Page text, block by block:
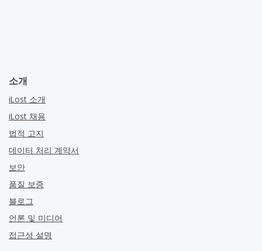
소개
iLost 소개
iLost 채용
법적 고지
데이터 처리 계약서
보안
품질 보증
블로그
언론 및 미디어
접근성 설명